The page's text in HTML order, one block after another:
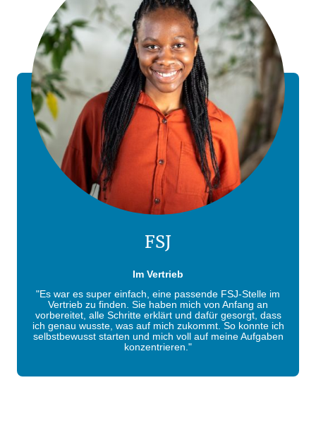
FSJ
Im Vertrieb
"Es war es super einfach, eine passende FSJ-Stelle im
Vertrieb zu finden. Sie haben mich von Anfang an
vorbereitet, alle Schritte erklärt und dafür gesorgt, dass
ich genau wusste, was auf mich zukommt. So konnte ich
selbstbewusst starten und mich voll auf meine Aufgaben
konzentrieren."